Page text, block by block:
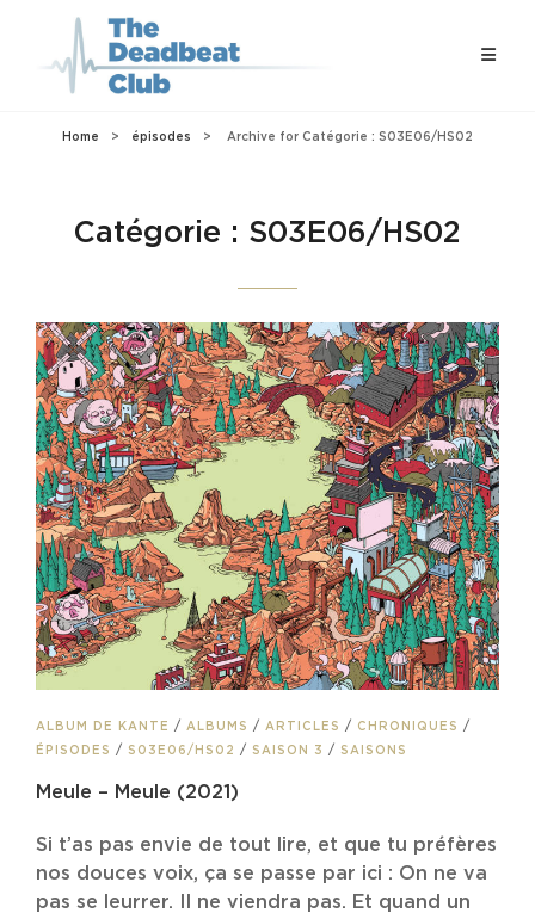
Home > épisodes > Archive for Catégorie : S03E06/HS02
Catégorie : S03E06/HS02
CAT
LINKS
ALBUM DE KANTE / ALBUMS / ARTICLES / CHRONIQUES /
ÉPISODES / S03E06/HS02 / SAISON 3 / SAISONS
Meule – Meule (2021)
Si t’as pas envie de tout lire, et que tu préfères
nos douces voix, ça se passe par ici : On ne va
pas se leurrer. Il ne viendra pas. Et quand un